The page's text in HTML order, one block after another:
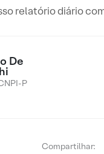
relatório diário
De
P
Compartilhar: